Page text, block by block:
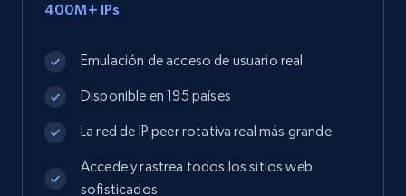
400M+ IPs
Emulación de acceso de usuario real
Disponible en 195 países
La red de IP peer rotativa real más grande
Accede y rastrea todos los sitios web
sofisticados